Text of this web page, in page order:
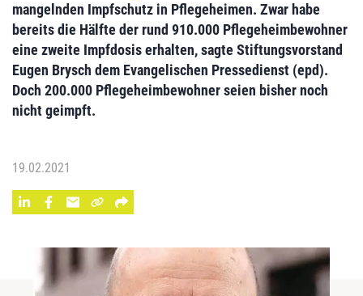
mangelnden Impfschutz in Pflegeheimen. Zwar habe
bereits die Hälfte der rund 910.000 Pflegeheimbewohner
eine zweite Impfdosis erhalten, sagte Stiftungsvorstand
Eugen Brysch dem Evangelischen Pressedienst (epd).
Doch 200.000 Pflegeheimbewohner seien bisher noch
nicht geimpft.
19.02.2021